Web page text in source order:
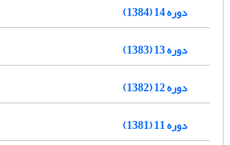
دوره 14 (1384)
دوره 13 (1383)
دوره 12 (1382)
دوره 11 (1381)